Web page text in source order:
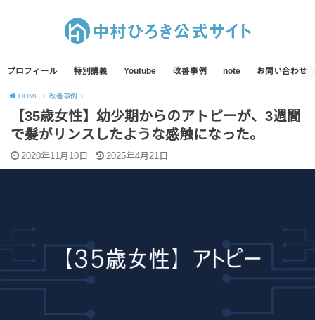
プロフィール 特別講義 Youtube 改善事例 note お問い合わせ
HOME 改善事例
【35歳女性】幼少期からのアトピーが、3週間
で髪がリンスしたような感触になった。
2020年11月10日 2025年4月21日